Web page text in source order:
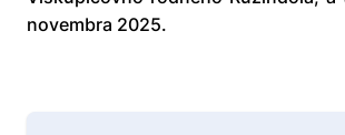
novembra 2025.